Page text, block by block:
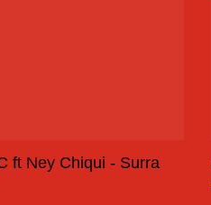
ft Ney Chiqui - Surra